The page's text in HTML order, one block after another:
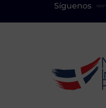
Síguenos